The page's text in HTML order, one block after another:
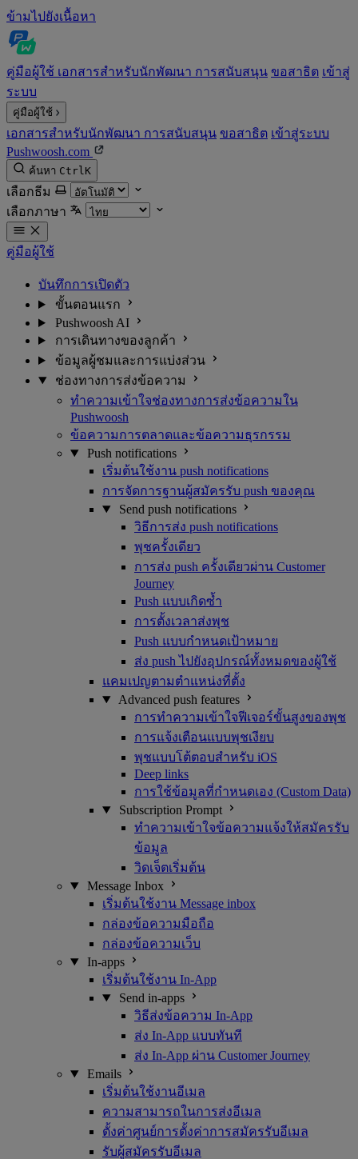
ข้ามไปยังเนื้อหา
คู่มือผู้ใช้ เอกสารสำหรับนักพัฒนา การสนับสนุน ขอสาธิต เข้าสู่
ระบบ
คู่มือผู้ใช้
เอกสารสำหรับนักพัฒนา การสนับสนุน ขอสาธิต เข้าสู่ระบบ
Pushwoosh.com
ค้นหา CtrlK
เลือกธีม
เลือกภาษา
คู่มือผู้ใช้
บันทึกการเปิดตัว
ขั้นตอนแรก
Pushwoosh AI
การเดินทางของลูกค้า
ข้อมูลผู้ชมและการแบ่งส่วน
ช่องทางการส่งข้อความ
ทำความเข้าใจช่องทางการส่งข้อความใน
Pushwoosh
ข้อความการตลาดและข้อความธุรกรรม
Push notifications
เริ่มต้นใช้งาน push notifications
การจัดการฐานผู้สมัครรับ push ของคุณ
Send push notifications
วิธีการส่ง push notifications
พุชครั้งเดียว
การส่ง push ครั้งเดียวผ่าน Customer
Journey
Push แบบเกิดซ้ำ
การตั้งเวลาส่งพุช
Push แบบกำหนดเป้าหมาย
ส่ง push ไปยังอุปกรณ์ทั้งหมดของผู้ใช้
แคมเปญตามตำแหน่งที่ตั้ง
Advanced push features
การทำความเข้าใจฟีเจอร์ขั้นสูงของพุช
การแจ้งเตือนแบบพุชเงียบ
พุชแบบโต้ตอบสำหรับ iOS
Deep links
การใช้ข้อมูลที่กำหนดเอง (Custom Data)
Subscription Prompt
ทำความเข้าใจข้อความแจ้งให้สมัครรับ
ข้อมูล
วิดเจ็ตเริ่มต้น
Message Inbox
เริ่มต้นใช้งาน Message inbox
กล่องข้อความมือถือ
กล่องข้อความเว็บ
In-apps
เริ่มต้นใช้งาน In-App
Send in-apps
วิธีส่งข้อความ In-App
ส่ง In-App แบบทันที
ส่ง In-App ผ่าน Customer Journey
Emails
เริ่มต้นใช้งานอีเมล
ความสามารถในการส่งอีเมล
ตั้งค่าศูนย์การตั้งค่าการสมัครรับอีเมล
รับผู้สมัครรับอีเมล